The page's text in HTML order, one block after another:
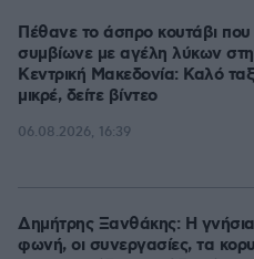
Πέθανε το άσπρο κουτάβι που
συμβίωνε με αγέλη λύκων
Κεντρική Μακεδονία: Καλό
μικρέ, δείτε βίντεο
06.08.2026, 16:39
Δημήτρης Ξανθάκης: Η
φωνή, οι συνεργασίες, τα